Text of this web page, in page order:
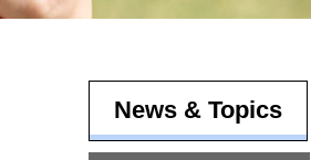
News & Topics